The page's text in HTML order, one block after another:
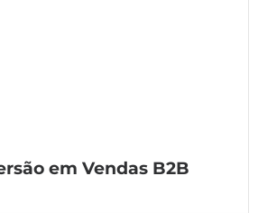
em Vendas B2B